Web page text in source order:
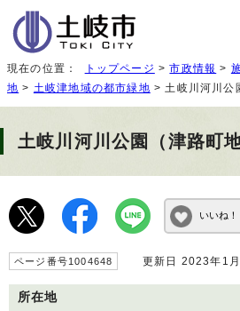
現在の位置： トップページ >市政情報 >
地 > 土岐津地域の都市緑地 > 土岐川河川公
土岐川河川公園（津路町地
いいね！
ページ番号1004648 更新日 2023年1月
所在地